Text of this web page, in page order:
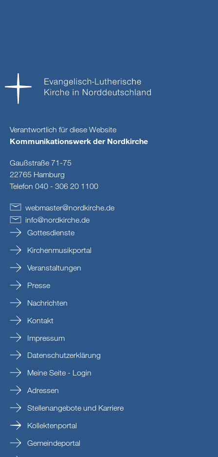
Verantwortlich für diese Website
Kommunikationswerk der Nordkirche
Gaußstraße 71-75
22765 Hamburg
Telefon 040 - 306 20 1100
webmaster@nordkirche de
info@nordkirche.de
Gottesdienste
Kirchenmusikportal
Veranstaltungen
Presse
Nachrichten
Kontakt
Impressum
Datenschutzerklärung
Meine Seite - Login
Adressen
Stellenangebote und Karriere
Kollektenportal
Gemeindeportal